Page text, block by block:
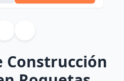
Construcción